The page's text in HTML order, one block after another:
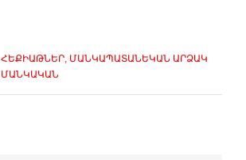
ՀԵՔԻԱԹՆԵՐ, ՄԱՆԿԱՊԱՏԱՆԵԿԱՆ ԱՐՁԱԿ
ՄԱՆԿԱԿԱՆ